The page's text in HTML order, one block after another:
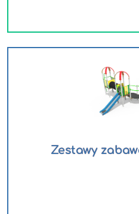
Zestawy